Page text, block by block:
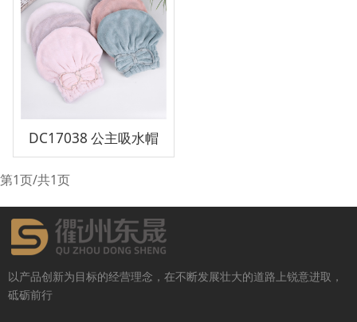
DC17038 公主吸水帽
第1页/共1页
以产品创新为目标的经营理念，在不断发展壮大的道路上锐意进取，
砥砺前行